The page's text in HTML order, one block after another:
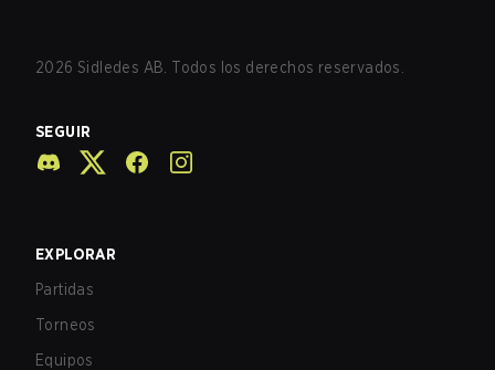
2026 Sidledes AB. Todos los derechos reservados.
SEGUIR
EXPLORAR
Partidas
Torneos
Equipos